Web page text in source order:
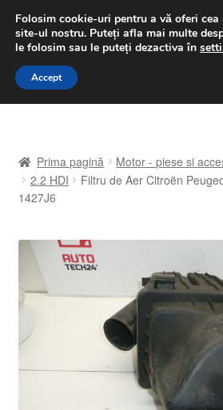
LIVRARE de la 33 lei
luni-vineri 9 a.m. - 4 p.m.
Sari
Sari
A lua legatura
Coș
Despre noi
Finalizare comandă
Prima pagină Motor - piese si
2.2 HDI
Filtru de Aer Citroën
1427J6
Folosim cookie-uri pentru a vă oferi
site-ul nostru. Puteți afla mai multe
le folosim sau le puteți dezactiva în
Accept